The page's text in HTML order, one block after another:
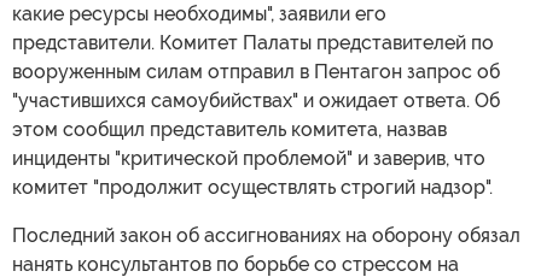
какие ресурсы необходимы", заявили его
представители. Комитет Палаты представителей по
вооруженным силам отправил в Пентагон запрос об
"участившихся самоубийствах" и ожидает ответа. Об
этом сообщил представитель комитета, назвав
инциденты "критической проблемой" и заверив, что
комитет "продолжит осуществлять строгий надзор".
Последний закон об ассигнованиях на оборону обязал
нанять консультантов по борьбе со стрессом на